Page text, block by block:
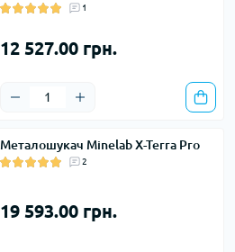
1
12 527.00 грн.
Металошукач Minelab X-Terra Pro
2
19 593.00 грн.